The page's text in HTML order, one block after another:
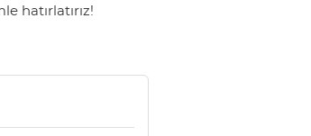
hatırlatırız!